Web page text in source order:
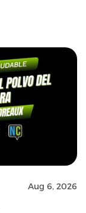
Aug 6, 2026